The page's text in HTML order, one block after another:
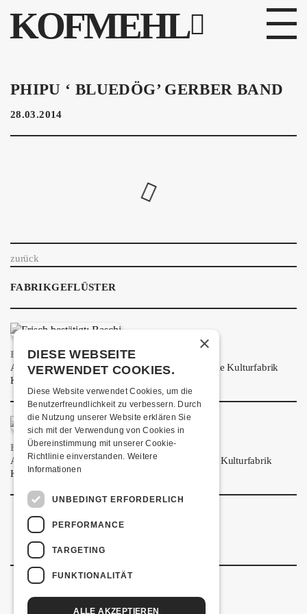
KOFMEHL
PROGRAMM
FABRIKGEFLÜSTER
GALERIE
INFOS
KONTAKT
ÜBER UNS
SHOP
MITMACHEN
PHIPU ‘ BLUEDÖG’ GERBER BAND
28.03.2014
zurück
FABRIKGEFLÜSTER
FRISCH BESTÄTIGT: BASCHI
Am Samstag, 29. Januar 2027 kommt Baschi in die Kulturfabrik
Kofmehl!
FRISCH BESTÄTIGT: PRONTO
Am Samstag, 20. März 2027 kommt Pronto in die Kulturfabrik
Kofmehl!
×
DIESE WEBSEITE
VERWENDET COOKIES.
Diese Website verwendet Cookies, um die
Benutzerfreundlichkeit zu verbessern. Durch
die Nutzung unserer Website erklären Sie
sich mit der Verwendung von Cookies in
Übereinstimmung mit unserer Cookie-
Richtlinie einverstanden. Weitere
Informationen
UNBEDINGT ERFORDERLICH
PERFORMANCE
TARGETING
FUNKTIONALITÄT
ALLE AKZEPTIEREN